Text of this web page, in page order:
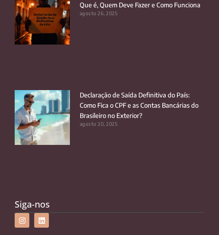
Que é, Quem Deve Fazer e Como Funciona
agosto 26, 2025
Declaração de Saída Definitiva do País:
Como Fica o CPF e as Contas Bancárias do
Brasileiro no Exterior?
agosto 20, 2025
Siga-nos